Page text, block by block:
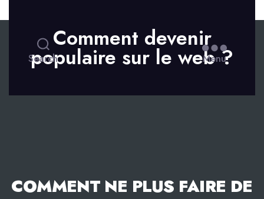
Search
Comment devenir
populaire sur le web ?
Menu
COMMENT NE PLUS FAIRE DE